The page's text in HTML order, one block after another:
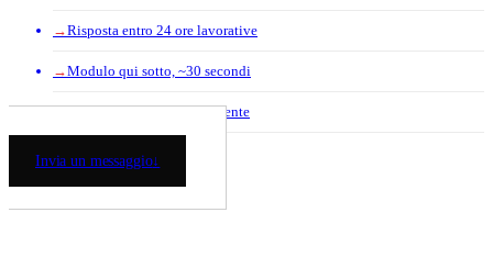
→Risposta entro 24 ore lavorative
→Modulo qui sotto, ~30 secondi
→Oppure scriveteci direttamente
Invia un messaggio↓